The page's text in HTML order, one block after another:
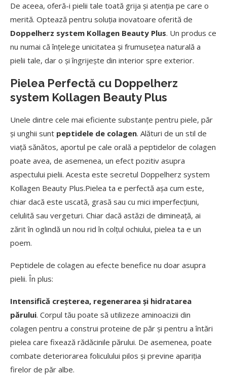
De aceea, oferă-i pielii tale toată grija și atenția pe care o
merită. Optează pentru soluția inovatoare oferită de
Doppelherz system Kollagen Beauty Plus. Un produs ce
nu numai că înțelege unicitatea și frumusețea naturală a
pielii tale, dar o și îngrijește din interior spre exterior.
Pielea Perfectă cu Doppelherz
system Kollagen Beauty Plus
Unele dintre cele mai eficiente substanțe pentru piele, păr
și unghii sunt peptidele de colagen. Alături de un stil de
viață sănătos, aportul pe cale orală a peptidelor de colagen
poate avea, de asemenea, un efect pozitiv asupra
aspectului pielii. Acesta este secretul Doppelherz system
Kollagen Beauty Plus.Pielea ta e perfectă așa cum este,
chiar dacă este uscată, grasă sau cu mici imperfecțiuni,
celulită sau vergeturi. Chiar dacă astăzi de dimineață, ai
zărit în oglindă un nou rid în colțul ochiului, pielea ta e un
poem.
Peptidele de colagen au efecte benefice nu doar asupra
pielii. În plus:
Intensifică creșterea, regenerarea și hidratarea
părului. Corpul tău poate să utilizeze aminoacizii din
colagen pentru a construi proteine de păr și pentru a întări
pielea care fixează rădăcinile părului. De asemenea, poate
combate deteriorarea foliculului pilos și previne apariția
firelor de păr albe.